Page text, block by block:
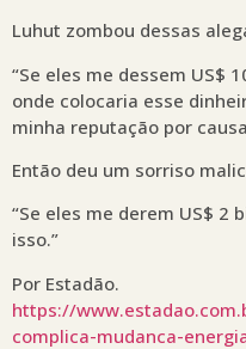
Luhut zombou dessas
“Se eles me dessem US$
onde colocaria esse
minha reputação por
Então deu um sorriso
“Se eles me derem US$ 2
isso.”
Por Estadão.
https://
complica-mudanca-